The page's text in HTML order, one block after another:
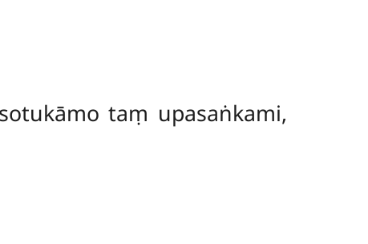
taṃ upasaṅkami,